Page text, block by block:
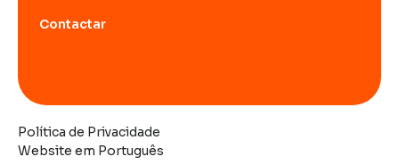
Contactar
Website em Português
Política de Privacidade